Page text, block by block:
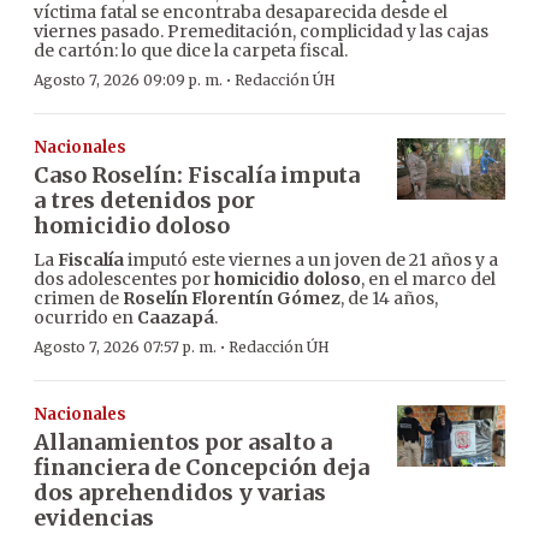
víctima fatal se encontraba desaparecida desde el
viernes pasado. Premeditación, complicidad y las cajas
de cartón: lo que dice la carpeta fiscal.
Agosto 7, 2026 09:09 p. m. · Redacción ÚH
Nacionales
Caso Roselín: Fiscalía imputa
a tres detenidos por
homicidio doloso
LaFiscalíaimputó este viernes a un joven de 21 años y a
dos adolescentes porhomicidio doloso, en el marco del
crimen de Roselín Florentín Gómez, de 14 años,
ocurrido en Caazapá.
Agosto 7, 2026 07:57 p. m. · Redacción ÚH
Nacionales
Allanamientos por asalto a
financiera de Concepción deja
dos aprehendidos y varias
evidencias